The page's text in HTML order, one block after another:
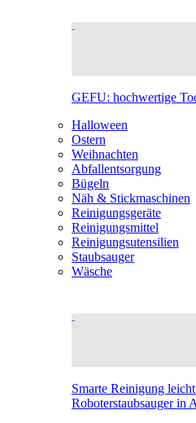
GEFU: hochwertige
Halloween
Ostern
Weihnachten
Abfallentsorgung
Bügeln
Näh & Stickmaschinen
Reinigungsgeräte
Reinigungsmittel
Reinigungsutensilien
Staubsauger
Wäsche
Smarte Reinigung
Roboterstaubsauger in